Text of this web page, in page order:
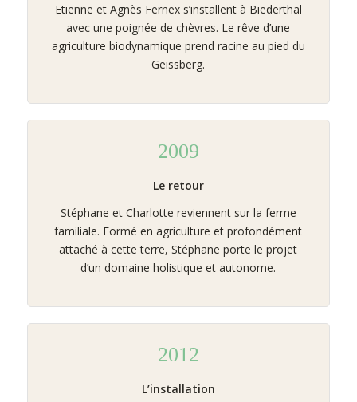
Etienne et Agnès Fernex s’installent à Biederthal
avec une poignée de chèvres. Le rêve d’une
agriculture biodynamique prend racine au pied du
Geissberg.
2009
Le retour
Stéphane et Charlotte reviennent sur la ferme
familiale. Formé en agriculture et profondément
attaché à cette terre, Stéphane porte le projet
d’un domaine holistique et autonome.
2012
L’installation